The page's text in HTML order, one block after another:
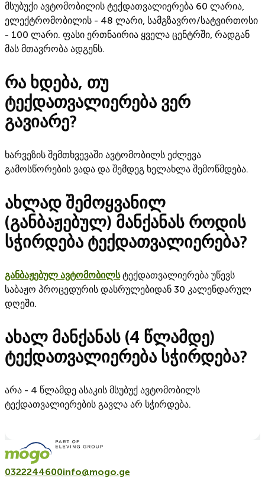
მსუბუქი ავტომობილის ტექდათვალიერება 60 ლარია,
ელექტრომობილის - 48 ლარი, სამგზავრო/სატვირთოსი
- 100 ლარი. ფასი ერთნაირია ყველა ცენტრში, რადგან
მას მთავრობა ადგენს.
რა ხდება, თუ
ტექდათვალიერება ვერ
გავიარე?
ხარვეზის შემთხვევაში ავტომობილს ეძლევა
გამოსწორების ვადა და შემდეგ ხელახლა შემოწმდება.
ახლად შემოყვანილ
(განბაჟებულ) მანქანას როდის
სჭირდება ტექდათვალიერება?
განბაჟებულ ავტომობილსტექდათვალიერება უწევს
საბაჟო პროცედურის დასრულებიდან 30 კალენდარულ
დღეში.
ახალ მანქანას (4 წლამდე)
ტექდათვალიერება სჭირდება?
არა - 4 წლამდე ასაკის მსუბუქ ავტომობილს
ტექდათვალიერების გავლა არ სჭირდება.
0322244600info@mogo.ge